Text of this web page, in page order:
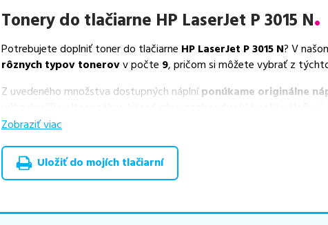
Tonery do tlačiarne HP LaserJet P 3015 N
Potrebujete doplniť toner do tlačiarne HP LaserJet P 3015 N? V
rôznych typov tonerovv počte 9, pričom si môžete vybrať z
Z uvedeného množstva dostupných náplníponúkame originálne
v rôznych triedach
Celá táto certifikovaná ponuka, spĺňajúca normy ISO 9001 a 14001,
produktu nás nájdete už od20,44€
Vieme, že pri nákupe zohráva dôležitú úlohu aj dostupnosť. Preto sa
Zobraziť viac
Uložiť do mojích tlačiarní